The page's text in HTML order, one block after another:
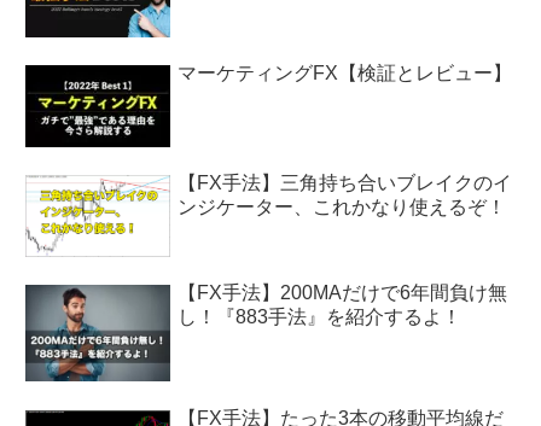
マーケティングFX【検証とレビュー】
【FX手法】三角持ち合いブレイクのイ
ンジケーター、これかなり使えるぞ！
【FX手法】200MAだけで6年間負け無
し！『883手法』を紹介するよ！
【FX手法】たった3本の移動平均線だ